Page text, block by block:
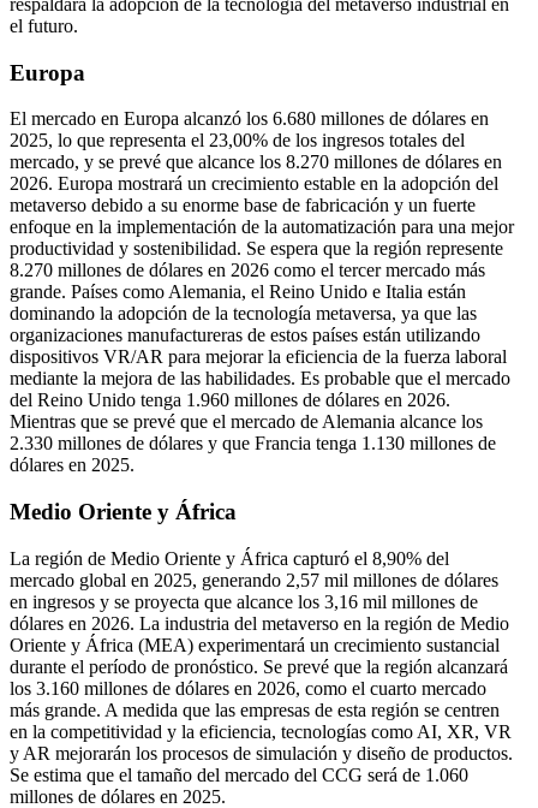
respaldará la adopción de la tecnología del metaverso industrial en
el futuro.
Europa
El mercado en Europa alcanzó los 6.680 millones de dólares en
2025, lo que representa el 23,00% de los ingresos totales del
mercado, y se prevé que alcance los 8.270 millones de dólares en
2026. Europa mostrará un crecimiento estable en la adopción del
metaverso debido a su enorme base de fabricación y un fuerte
enfoque en la implementación de la automatización para una mejor
productividad y sostenibilidad. Se espera que la región represente
8.270 millones de dólares en 2026 como el tercer mercado más
grande. Países como Alemania, el Reino Unido e Italia están
dominando la adopción de la tecnología metaversa, ya que las
organizaciones manufactureras de estos países están utilizando
dispositivos VR/AR para mejorar la eficiencia de la fuerza laboral
mediante la mejora de las habilidades. Es probable que el mercado
del Reino Unido tenga 1.960 millones de dólares en 2026.
Mientras que se prevé que el mercado de Alemania alcance los
2.330 millones de dólares y que Francia tenga 1.130 millones de
dólares en 2025.
Medio Oriente y África
La región de Medio Oriente y África capturó el 8,90% del
mercado global en 2025, generando 2,57 mil millones de dólares
en ingresos y se proyecta que alcance los 3,16 mil millones de
dólares en 2026. La industria del metaverso en la región de Medio
Oriente y África (MEA) experimentará un crecimiento sustancial
durante el período de pronóstico. Se prevé que la región alcanzará
los 3.160 millones de dólares en 2026, como el cuarto mercado
más grande. A medida que las empresas de esta región se centren
en la competitividad y la eficiencia, tecnologías como AI, XR, VR
y AR mejorarán los procesos de simulación y diseño de productos.
Se estima que el tamaño del mercado del CCG será de 1.060
millones de dólares en 2025.